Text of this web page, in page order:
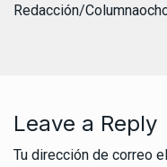
Redacción/
Leave a Reply
Tu dirección de correo